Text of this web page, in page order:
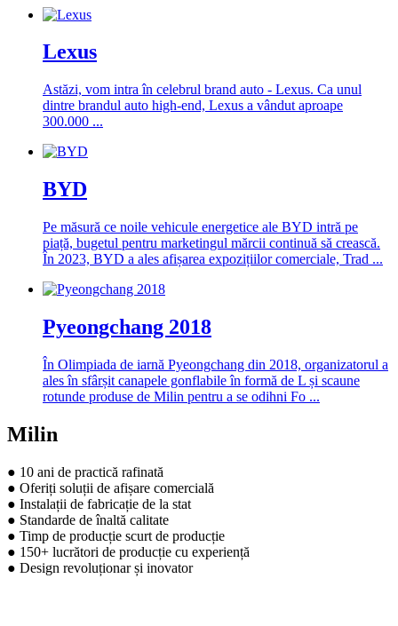
Lexus
Astăzi, vom intra în celebrul brand auto - Lexus. Ca unul
dintre brandul auto high-end, Lexus a vândut aproape
300.000 ...
BYD
Pe măsură ce noile vehicule energetice ale BYD intră pe
piață, bugetul pentru marketingul mărcii continuă să crească.
În 2023, BYD a ales afișarea expozițiilor comerciale, Trad ...
Pyeongchang 2018
În Olimpiada de iarnă Pyeongchang din 2018, organizatorul a
ales în sfârșit canapele gonflabile în formă de L și scaune
rotunde produse de Milin pentru a se odihni Fo ...
Milin
● 10 ani de practică rafinată
● Oferiți soluții de afișare comercială
● Instalații de fabricație de la stat
● Standarde de înaltă calitate
● Timp de producție scurt de producție
● 150+ lucrători de producție cu experiență
● Design revoluționar și inovator